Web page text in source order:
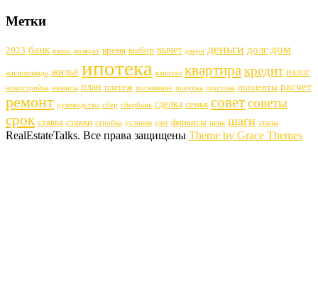
Метки
2023 банк взнос возврат время выбор вычет двери деньги долг дом
жилплощадь жильё ипотека капитал квартира кредит налог
новостройка нюансы план платеж погашение покупка причина проценты расчет
ремонт руководство сбер сбербанк сделка семья советсоветы
срок ставка ставки стройка условия уют финансы цена шаги этапы
RealEstateTalks. Все права защищены Theme by Grace Themes